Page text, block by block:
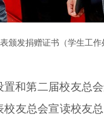
颁发捐赠证书（学生工作
和第二届校友总
友总会宣读校友